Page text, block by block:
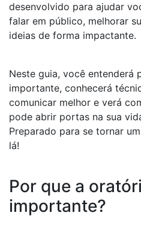
desenvolvido para ajudar
falar em público, melhorar
ideias de forma impactante.
Neste guia, você entenderá
importante, conhecerá
comunicar melhor e verá
pode abrir portas na sua
Preparado para se tornar
lá!
Por que a
importante?